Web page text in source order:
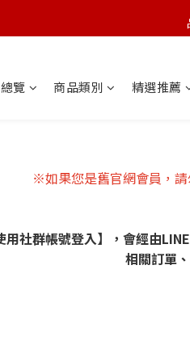
覽 商品類別 精選推薦
※如果您是舊官網會員，
社群帳號登入】，會經由
相關訂單